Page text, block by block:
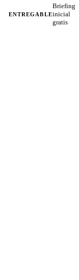
ENTREGABLE
Briefing
inicial
gratis